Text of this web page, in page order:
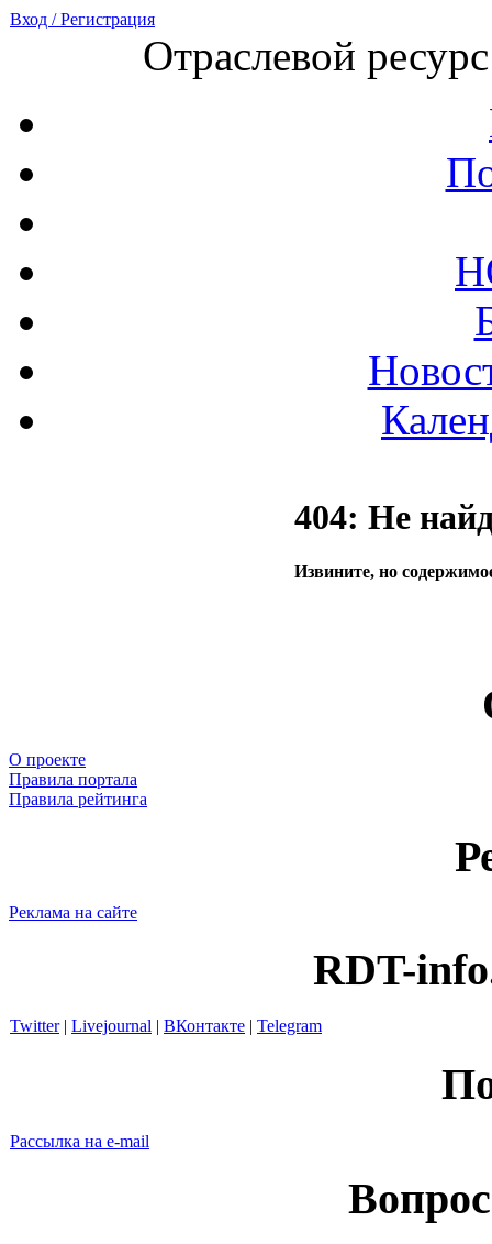
Вход / Регистрация
Отраслевой
404: Не
Извините, но
О проекте
Правила портала
Правила рейтинга
Реклама на сайте
RDT-
Twitter| Livejournal | ВКонтакте | Telegram
Рассылка на e-mail